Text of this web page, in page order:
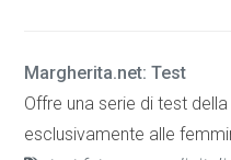
Margherita.net: Test
Offre una serie di test
esclusivamente alle